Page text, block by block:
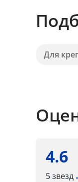
Для
4.6
5 звезд